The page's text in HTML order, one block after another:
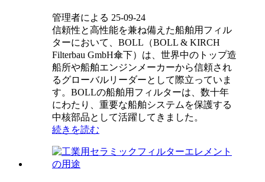
管理者による 25-09-24
信頼性と高性能を兼ね備えた船舶用フィル
ターにおいて、BOLL（BOLL & KIRCH
Filterbau GmbH傘下）は、世界中のトップ造
船所や船舶エンジンメーカーから信頼され
るグローバルリーダーとして際立っていま
す。BOLLの船舶用フィルターは、数十年
にわたり、重要な船舶システムを保護する
中核部品として活躍してきました。
続きを読む